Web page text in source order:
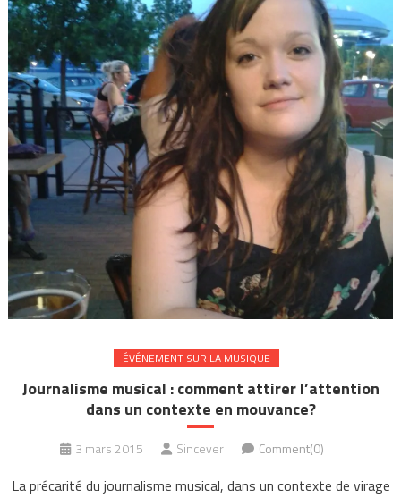
ÉVÉNEMENT SUR LA MUSIQUE
Journalisme musical : comment attirer l’attention
dans un contexte en mouvance?
3 mars 2015 Sincever Comment(0)
La précarité du journalisme musical, dans un contexte de virage